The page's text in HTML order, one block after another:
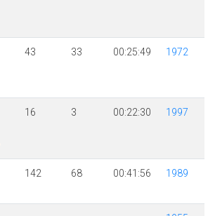
43 33 00:25:49 1972
16 3 00:22:30 1997
142 68 00:41:56 1989